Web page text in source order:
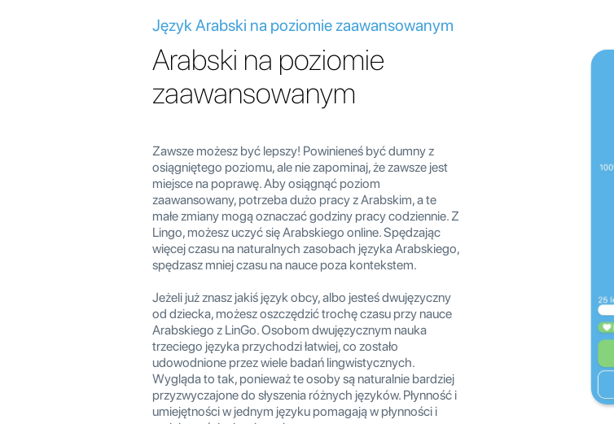
Język Arabski na poziomie zaawansowanym
Arabski na poziomie
zaawansowanym
Zawsze możesz być lepszy! Powinieneś być dumny z
osiągniętego poziomu, ale nie zapominaj, że zawsze jest
miejsce na poprawę. Aby osiągnąć poziom
zaawansowany, potrzeba dużo pracy z Arabskim, a te
małe zmiany mogą oznaczać godziny pracy codziennie. Z
Lingo, możesz uczyć się Arabskiego online. Spędzając
więcej czasu na naturalnych zasobach języka Arabskiego,
spędzasz mniej czasu na nauce poza kontekstem.
Jeżeli już znasz jakiś język obcy, albo jesteś dwujęzyczny
od dziecka, możesz oszczędzić trochę czasu przy nauce
Arabskiego z LinGo. Osobom dwujęzycznym nauka
trzeciego języka przychodzi łatwiej, co zostało
udowodnione przez wiele badań lingwistycznych.
Wygląda to tak, ponieważ te osoby są naturalnie bardziej
przyzwyczajone do słyszenia różnych języków. Płynność i
umiejętności w jednym języku pomagają w płynności i